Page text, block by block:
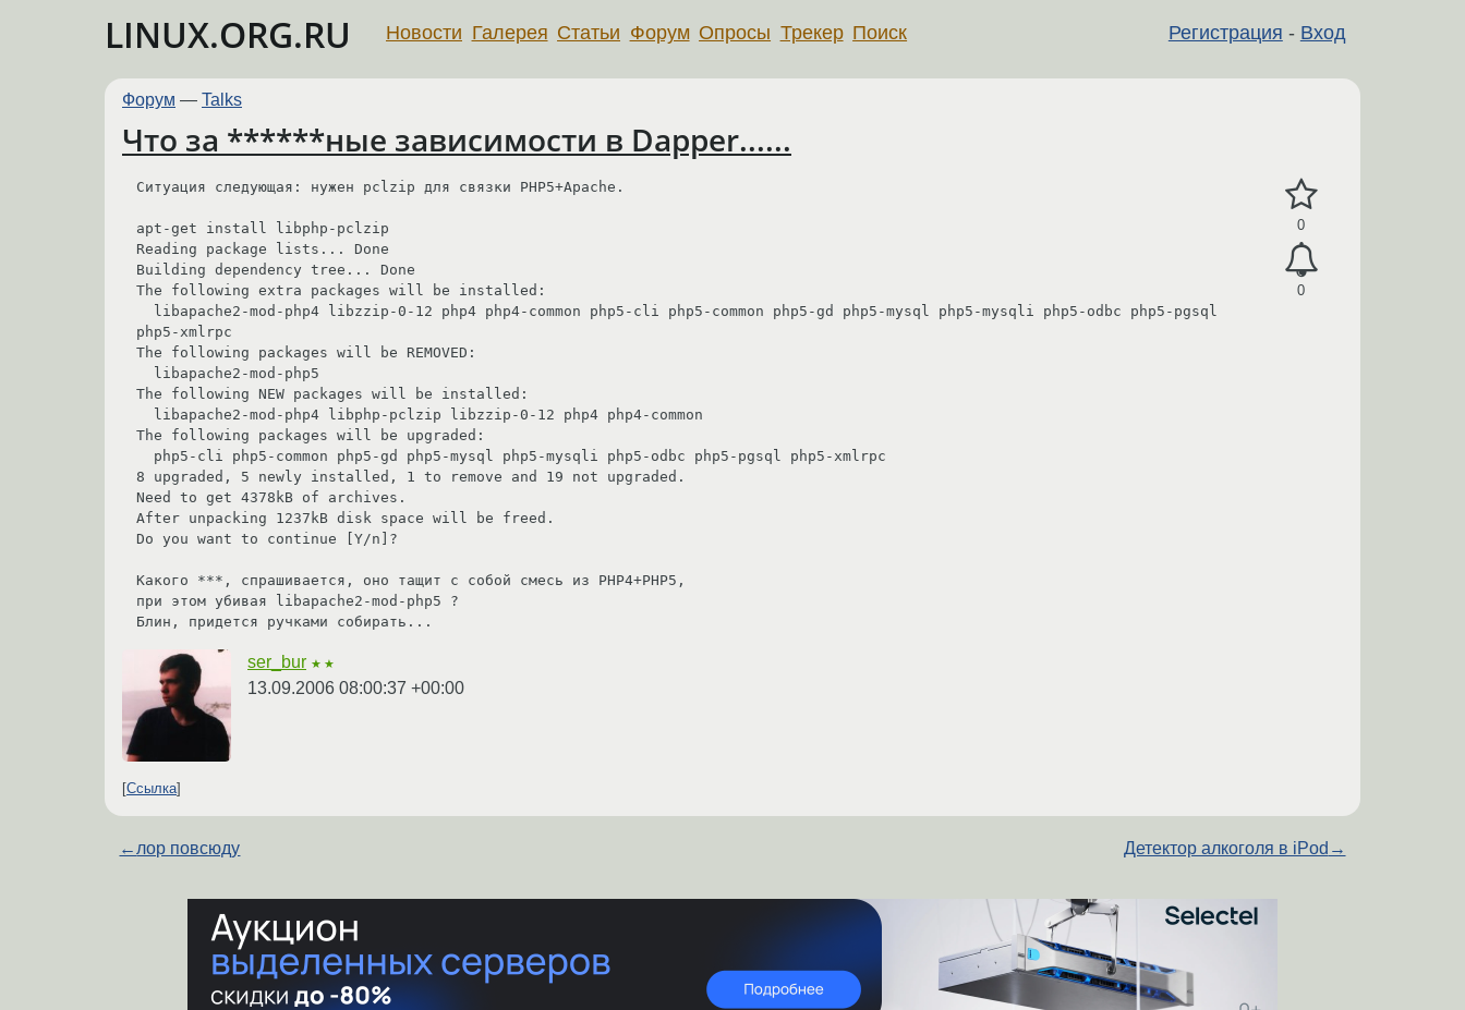
LINUX.ORG.RU Регистрация - Вход
Новости Галерея Статьи Форум Опросы Трекер Поиск
Форум — Talks
Что за ******ные зависимости в Dapper......
0
0
Ситуация следующая: нужен pclzip для связки PHP5+Apache.
apt-get install libphp-pclzip
Reading package lists... Done
Building dependency tree... Done
The following extra packages will be installed:
php5-xmlrpc
The following packages will be REMOVED:
The following NEW packages will be installed:
The following packages will be upgraded:
8 upgraded, 5 newly installed, 1 to remove and 19 not upgraded.
Need to get 4378kB of archives.
After unpacking 1237kB disk space will be freed.
Do you want to continue [Y/n]?
Какого ***, спрашивается, оно тащит с собой смесь из PHP4+PHP5,
при этом убивая libapache2-mod-php5 ?
Блин, придется ручками собирать...
ser_bur ★★
13.09.2006 08:00:37 +00:00
Ссылка
← лор повсюду Детектор алкоголя в iPod →